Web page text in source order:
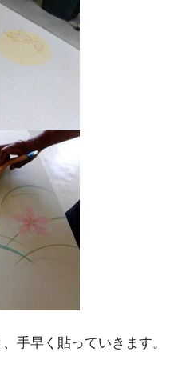
手早く貼っていきます。